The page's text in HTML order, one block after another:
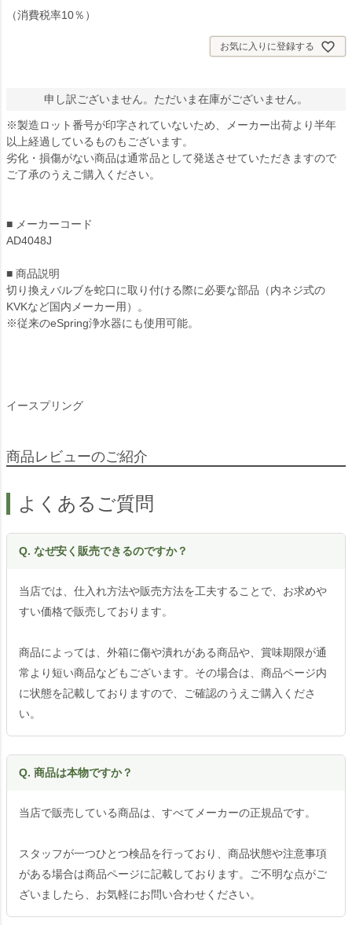
（消費税率10％）
お気に入りに登録する
申し訳ございません。ただいま在庫がございません。
※製造ロット番号が印字されていないため、メーカー出荷より半年
以上経過しているものもございます。
劣化・損傷がない商品は通常品として発送させていただきますので
ご了承のうえご購入ください。
■ メーカーコード
AD4048J
■ 商品説明
切り換えバルブを蛇口に取り付ける際に必要な部品（内ネジ式の
KVKなど国内メーカー用）。
※従来のeSpring浄水器にも使用可能。
イースプリング
商品レビューのご紹介
よくあるご質問
Q. なぜ安く販売できるのですか？
当店では、仕入れ方法や販売方法を工夫することで、お求めや
すい価格で販売しております。
商品によっては、外箱に傷や潰れがある商品や、賞味期限が通
常より短い商品などもございます。その場合は、商品ページ内
に状態を記載しておりますので、ご確認のうえご購入くださ
い。
Q. 商品は本物ですか？
当店で販売している商品は、すべてメーカーの正規品です。
スタッフが一つひとつ検品を行っており、商品状態や注意事項
がある場合は商品ページに記載しております。ご不明な点がご
ざいましたら、お気軽にお問い合わせください。